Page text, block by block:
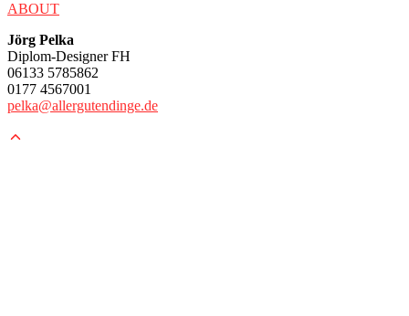
ABOUT
Jörg Pelka
Diplom-Designer FH
06133 5785862
0177 4567001
pelka@allergutendinge.de